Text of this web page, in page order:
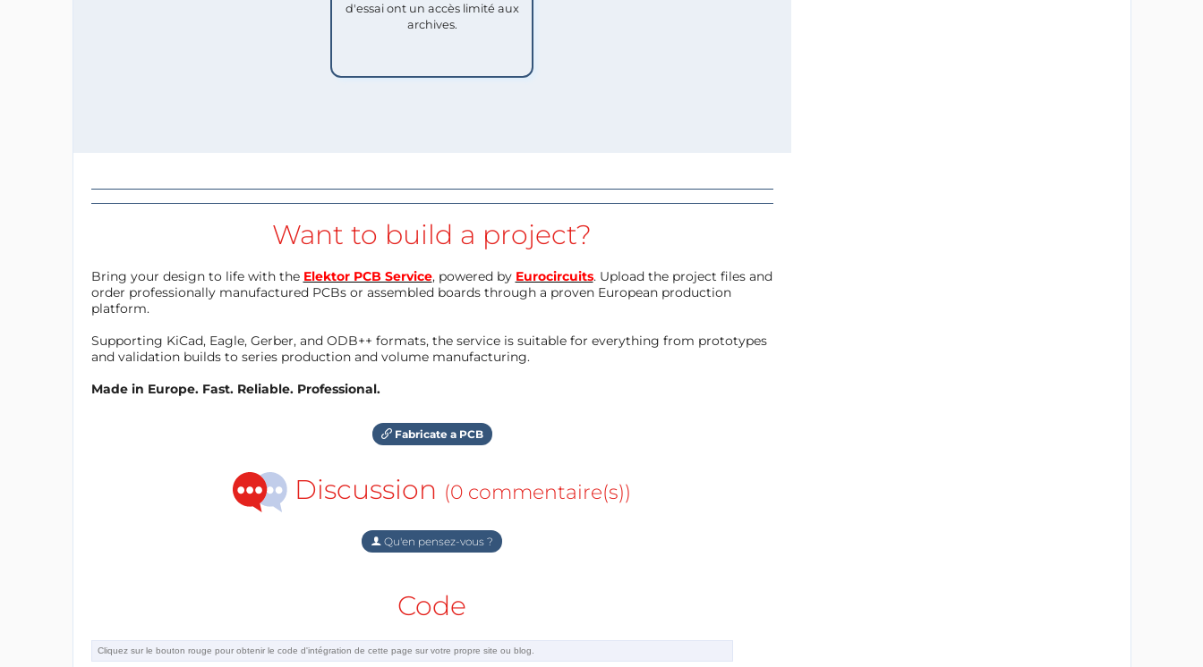
d'essai ont un accès limité aux
archives.
Want to build a project?
Bring your design to life with the Elektor PCB Service, powered by Eurocircuits. Upload the project files and
order professionally manufactured PCBs or assembled boards through a proven European production
platform.
Supporting KiCad, Eagle, Gerber, and ODB++ formats, the service is suitable for everything from prototypes
and validation builds to series production and volume manufacturing.
Made in Europe. Fast. Reliable. Professional.
Fabricate a PCB
Discussion (0 commentaire(s))
Qu'en pensez-vous ?
Code